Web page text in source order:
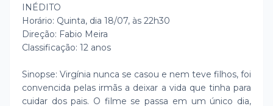
INÉDITO
Horário: Quinta, dia 18/07, às 22h30
Direção: Fabio Meira
Classificação: 12 anos
Sinopse: Virgínia nunca se casou e nem teve filhos, foi
convencida pelas irmãs a deixar a vida que tinha para
cuidar dos pais. O filme se passa em um único dia,